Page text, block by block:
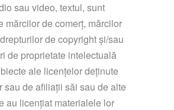
sau video, textul, sunt
mărcilor de comerț, mărcilor
de copyright și/sau
de proprietate intelectuală
ale licențelor deținute
sau de afiliații săi sau de alte
au licențiat materialele lor